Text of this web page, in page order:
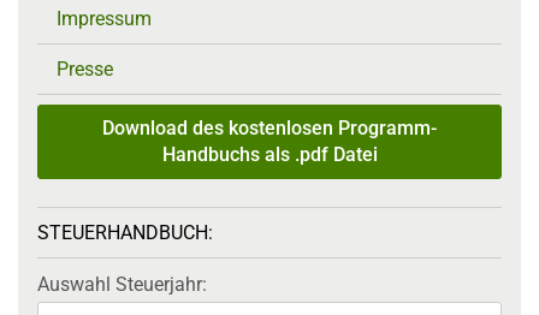
Impressum
Presse
Download des kostenlosen Programm-
Handbuchs als .pdf Datei
STEUERHANDBUCH:
Auswahl Steuerjahr: